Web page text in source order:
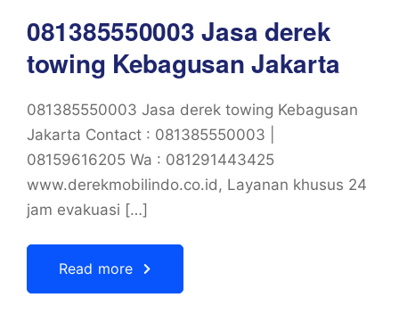
081385550003 Jasa derek
towing Kebagusan Jakarta
081385550003 Jasa derek towing Kebagusan
Jakarta Contact : 081385550003 |
08159616205 Wa : 081291443425
www.derekmobilindo.co.id, Layanan khusus 24
jam evakuasi […]
Read more